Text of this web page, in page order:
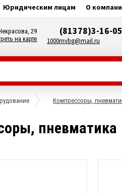
Юридическим лицам О
29
на карте
(81378)3-16-05
1000mvbg@mail.ru
Компрессоры,
пневматика